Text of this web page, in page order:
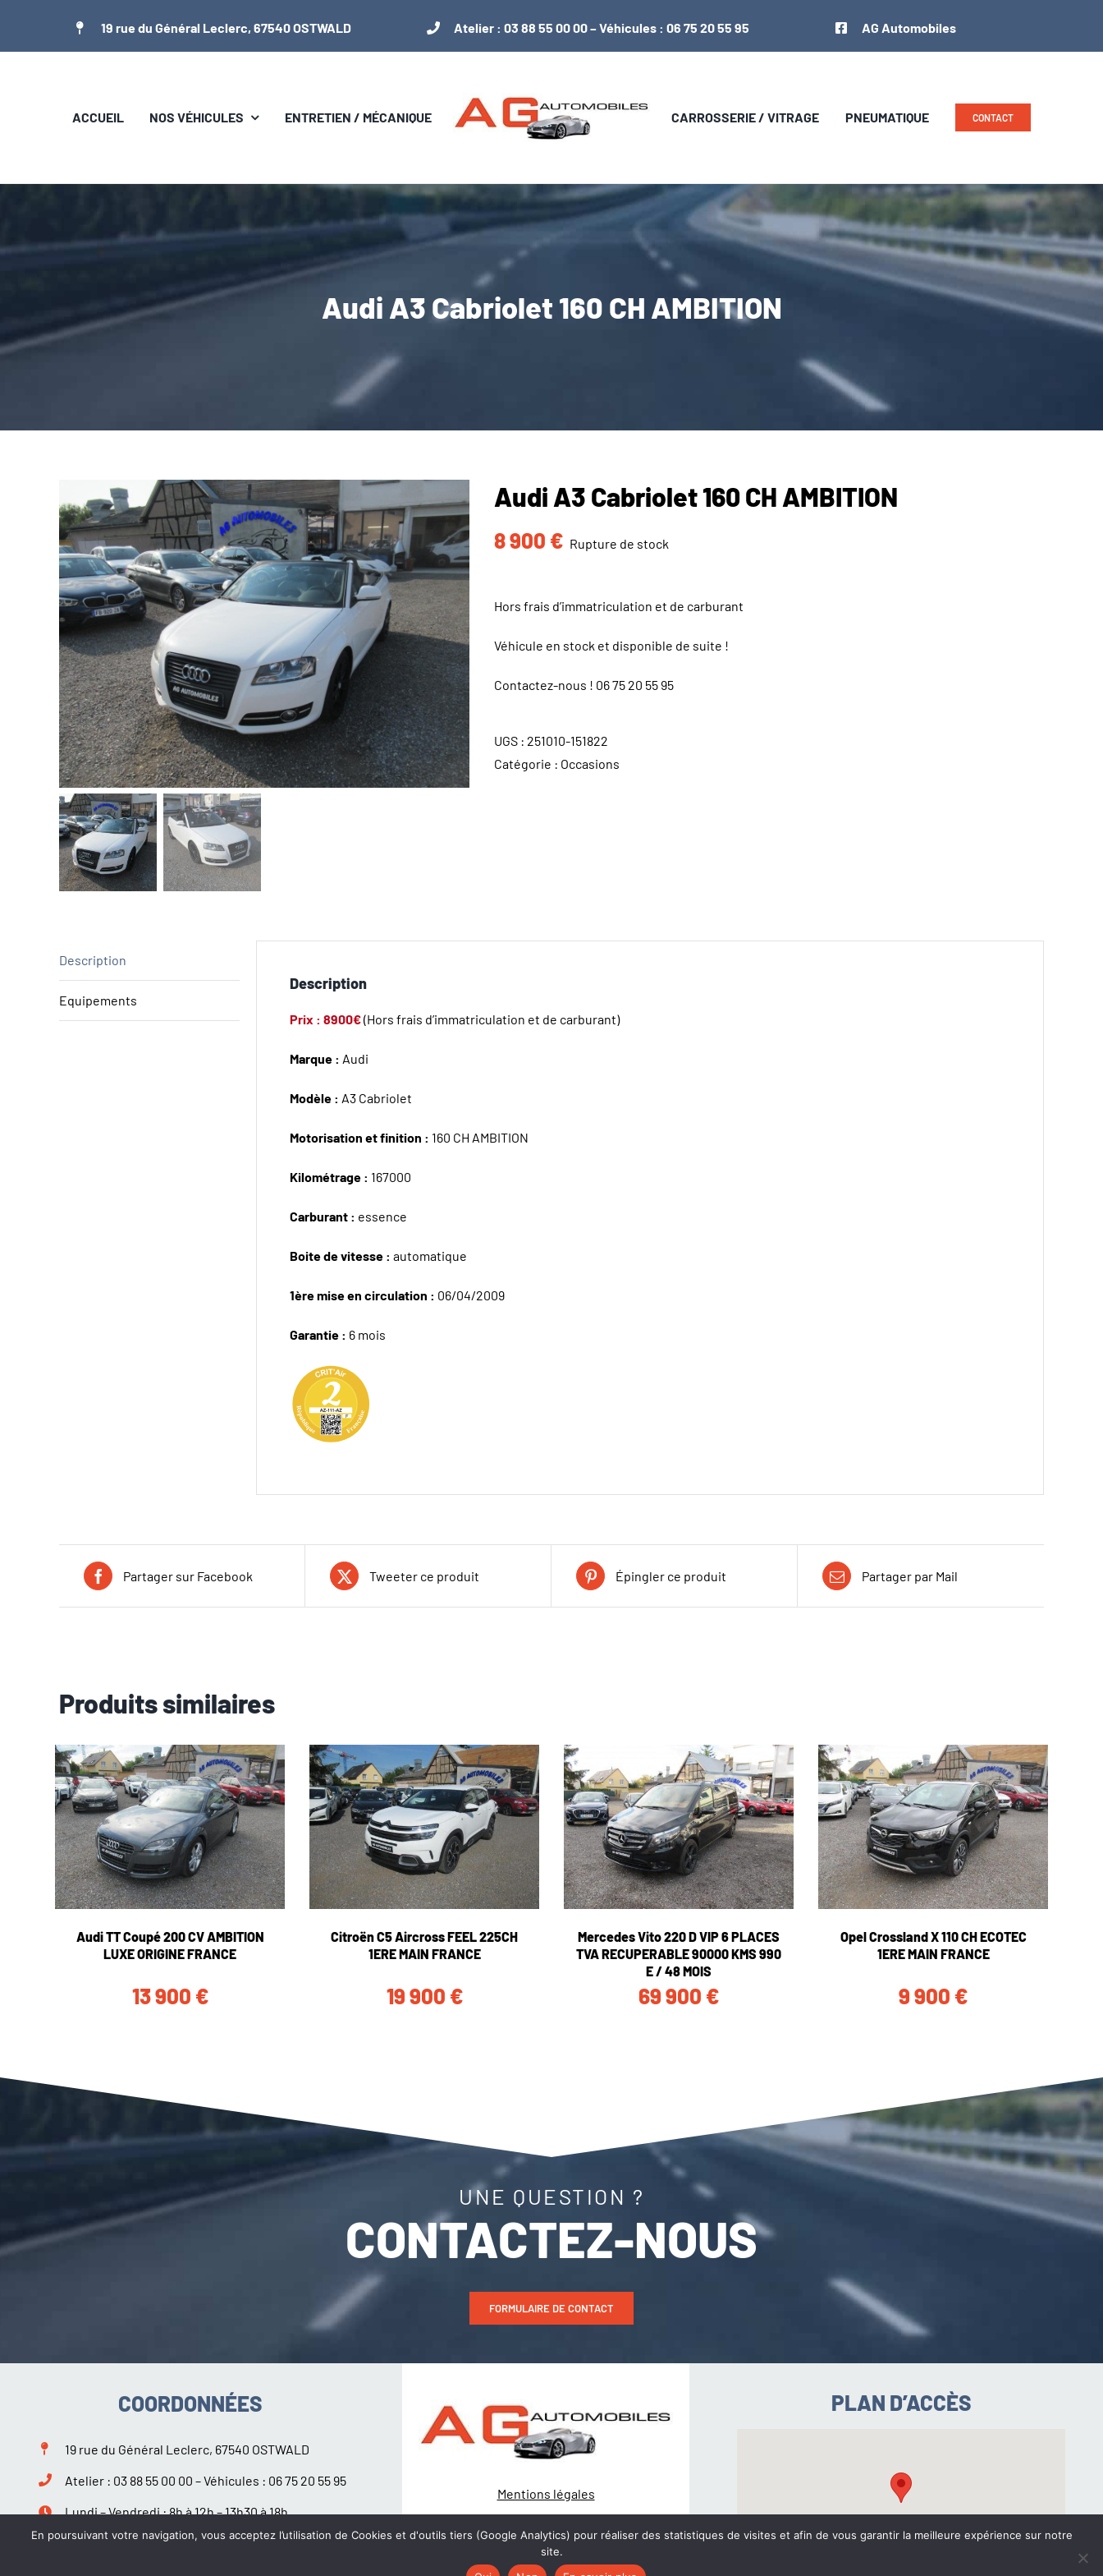
contenu
19 rue du Général Leclerc, 67540 OSTWALD Atelier : 03 88 55 00 00– Véhicules : 06 75 20 55 95 AG Automobiles
ACCUEIL NOS VÉHICULES ENTRETIEN / MÉCANIQUE CARROSSERIE / VITRAGE PNEUMATIQUE CONTACT
Audi A3 Cabriolet 160 CH AMBITION
Audi A3 Cabriolet 160 CH AMBITION
8 900 € Rupture de stock
Hors frais d’immatriculation et de carburant
Véhicule en stock et disponible de suite !
Contactez-nous ! 06 75 20 55 95
UGS : 251010-151822
Catégorie : Occasions
Description
Equipements
Description
Prix : 8900€(Hors frais d’immatriculation et de carburant)
Marque : Audi
Modèle : A3 Cabriolet
Motorisation et finition : 160 CH AMBITION
Kilométrage : 167000
Carburant : essence
Boite de vitesse : automatique
1ère mise en circulation : 06/04/2009
Garantie : 6 mois
Partager sur Facebook Tweeter ce produit Épingler ce produit Partager par Mail
Produits similaires
Audi TT Coupé 200 CV AMBITION
LUXE ORIGINE FRANCE
13 900 €
Citroën C5 Aircross FEEL 225CH
1ERE MAIN FRANCE
19 900 €
Mercedes Vito 220 D VIP 6 PLACES
TVA RECUPERABLE 90000 KMS 990
E / 48 MOIS
69 900 €
Opel Crossland X 110 CH ECOTEC
1ERE MAIN FRANCE
9 900 €
UNE QUESTION ?
CONTACTEZ-NOUS
FORMULAIRE DE CONTACT
COORDONNÉES
19 rue du Général Leclerc, 67540 OSTWALD
Atelier : 03 88 55 00 00 – Véhicules : 06 75 20 55 95
Lundi – Vendredi : 8h à 12h – 13h30 à 18h
Samedi : 9h à 12h – 14h à 18h
Mentions légales
Politique de Confidentialité
© Création wiwacom
PLAN D’ACCÈS
En poursuivant votre navigation, vous acceptez l’utilisation de Cookies et d'outils tiers (Google Analytics) pour réaliser des statistiques de visites et afin de vous garantir la meilleure expérience sur notre
site.